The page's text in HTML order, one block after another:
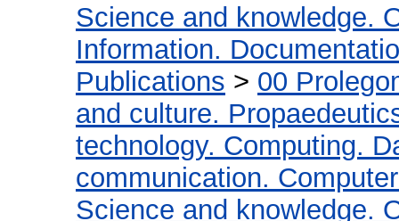
Science and knowledge.
Information.
Publications > 00
and culture.
technology. Computing.
communication.
Science and knowledge.